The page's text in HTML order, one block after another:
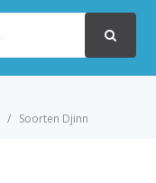
Soorten Djinn